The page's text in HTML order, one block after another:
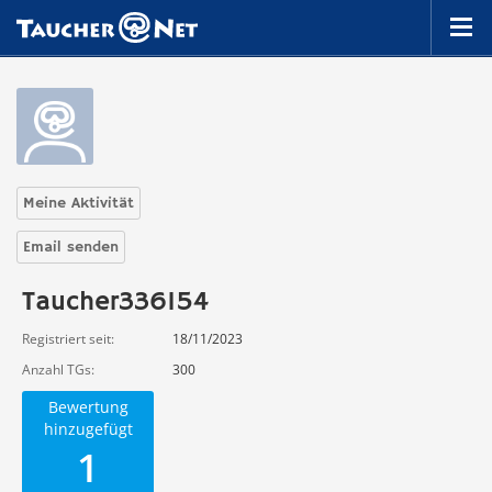
Meine Aktivität
Email senden
Taucher336154
Registriert seit
18/11/2023
Anzahl TGs
300
Bewertung
hinzugefügt
1